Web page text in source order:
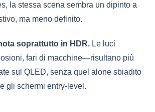
la stessa scena sembra un dipinto a
ma meno definito.
soprattutto in HDR. Le luci
fari di macchine—risultano più
sul QLED, senza quel alone sbiadito
gli schermi entry-level.